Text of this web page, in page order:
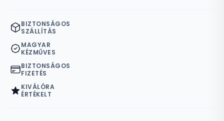
BIZTONSÁGOS
SZÁLLÍTÁS
MAGYAR
KÉZMŰVES
BIZTONSÁGOS
FIZETÉS
KIVÁLÓRA
ÉRTÉKELT